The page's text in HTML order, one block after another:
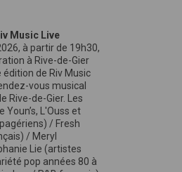
Music Live
à partir de 19h30,
à Rive-de-Gier
édition de Riv Music
vous musical
Rive-de-Gier. Les
L'Ouss et
/ Fresh
/ Meryl
Lie (artistes
pop années 80 à